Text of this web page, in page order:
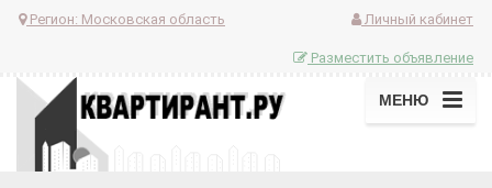
Регион: Московская область Личный кабинет
Разместить объявление
МЕНЮ